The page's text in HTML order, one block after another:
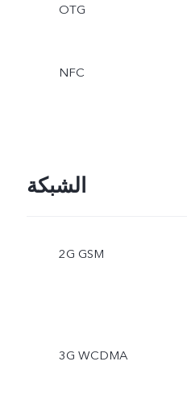
OTG
NFC
الشبكة
2G GSM
3G WCDMA